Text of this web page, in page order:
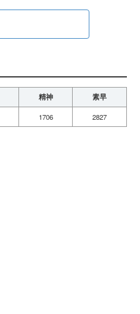
精神 素早
1706 2827